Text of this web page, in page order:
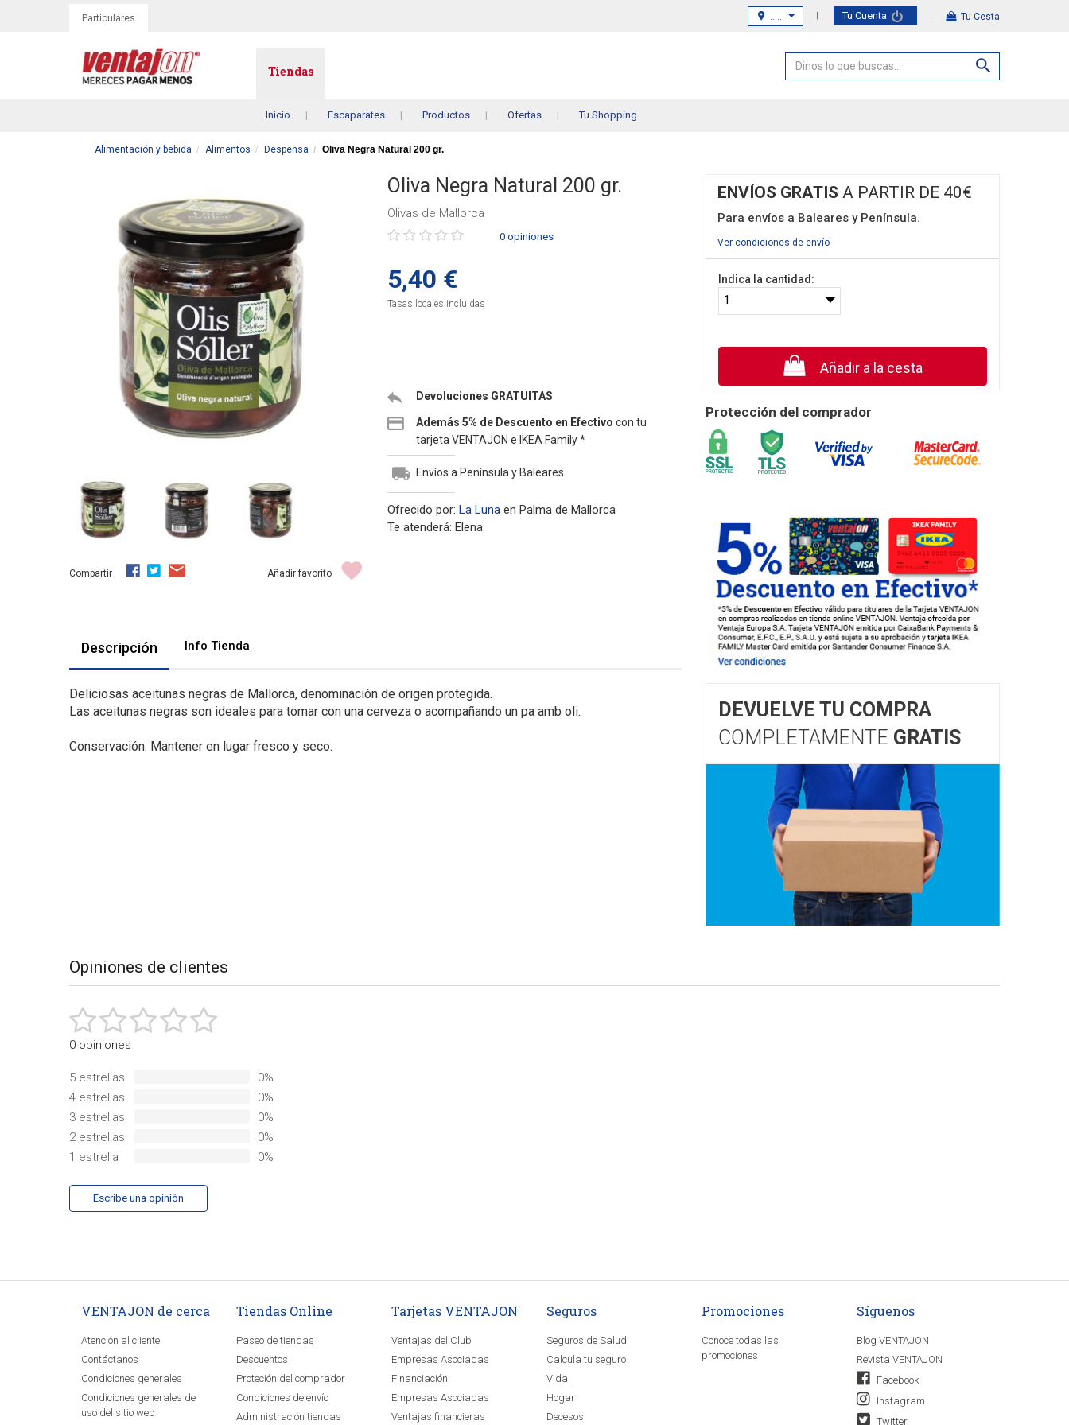
Particulares Tu Cesta
Tu Cuenta
.....
Tiendas
Inicio Escaparates Productos Ofertas Tu Shopping
Alimentación y bebida Alimentos Despensa Oliva Negra Natural 200 gr.
Compartir Añadir favorito
Oliva Negra Natural 200 gr.
Olivas de Mallorca
Púntue
producto
0 opiniones
5,40 €
Tasas locales incluidas
Devoluciones GRATUITAS
Además 5% de Descuento en Efectivocon tu
tarjeta VENTAJON e IKEA Family *
Envíos a Península y Baleares
Ofrecido por: La Luna en Palma de Mallorca
Te atenderá: Elena
Descripción Info Tienda
Deliciosas aceitunas negras de Mallorca, denominación de origen protegida.
Las aceitunas negras son ideales para tomar con una cerveza o acompañando un pa amb oli.
Conservación: Mantener en lugar fresco y seco.
ENVÍOS GRATIS A PARTIR DE 40€
Para envíos a Baleares y Península.
Ver condiciones de envío
Indica la cantidad:
Añadir a la cesta
Protección del comprador
DEVUELVE TU COMPRA
COMPLETAMENTE GRATIS
Opiniones de clientes
0 opiniones
5 estrellas
0%
4 estrellas
0%
3 estrellas
0%
2 estrellas
0%
1 estrella
0%
Escribe una opinión
VENTAJON de cerca
Atención al cliente
Contáctanos
Condiciones generales
Condiciones generales de
uso del sitio web
Tiendas Online
Paseo de tiendas
Descuentos
Proteción del comprador
Condiciones de envío
Administración tiendas
Tarjetas VENTAJON
Ventajas del Club
Empresas Asociadas
Financiación
Empresas Asociadas
Ventajas financieras
Seguros
Seguros de Salud
Calcula tu seguro
Vida
Hogar
Decesos
Promociones
Conoce todas las
promociones
Síguenos
Blog VENTAJON
Revista VENTAJON
Facebook
Instagram
Twitter